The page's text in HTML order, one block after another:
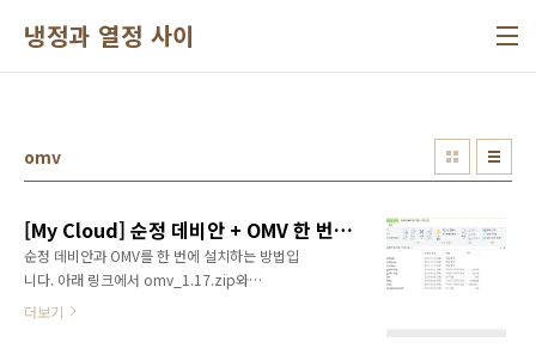
냉정과 열정 사이
omv
[My Cloud] 순정 데비안 + OMV 한 번에 설치하기
순정 데비안과 OMV를 한 번에 설치하는 방법입
니다. 아래 링크에서 omv_1.17.zip와
autoinstall.zip 파일을 다운로드 받습니다.
더보기